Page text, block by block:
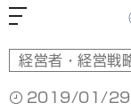
経営者・経営戦
2019/01/29